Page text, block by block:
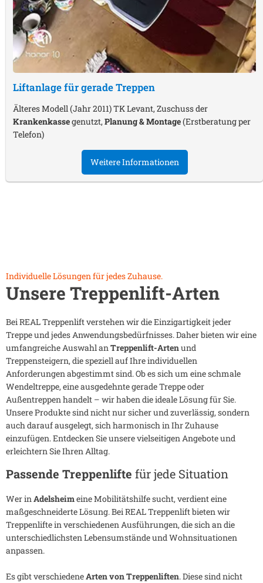
Liftanlage für gerade Treppen
Älteres Modell (Jahr 2011) TK Levant, Zuschuss der
Krankenkassegenutzt,Planung & Montage(Erstberatung per
Telefon)
Weitere Informationen
Individuelle Lösungen für jedes Zuhause.
Unsere Treppenlift-Arten
Bei REAL Treppenlift verstehen wir die Einzigartigkeit jeder
Treppe und jedes Anwendungsbedürfnisses. Daher bieten wir eine
umfangreiche Auswahl anTreppenlift-Artenund
Treppensteigern, die speziell auf Ihre individuellen
Anforderungen abgestimmt sind. Ob es sich um eine schmale
Wendeltreppe, eine ausgedehnte gerade Treppe oder
Außentreppen handelt – wir haben die ideale Lösung für Sie.
Unsere Produkte sind nicht nur sicher und zuverlässig, sondern
auch darauf ausgelegt, sich harmonisch in Ihr Zuhause
einzufügen. Entdecken Sie unsere vielseitigen Angebote und
erleichtern Sie Ihren Alltag.
Passende Treppenlifte für jede Situation
Wer inAdelsheimeine Mobilitätshilfe sucht, verdient eine
maßgeschneiderte Lösung. Bei REAL Treppenlift bieten wir
Treppenlifte in verschiedenen Ausführungen, die sich an die
unterschiedlichsten Lebensumstände und Wohnsituationen
anpassen.
Es gibt verschiedeneArten von Treppenliften. Diese sind nicht